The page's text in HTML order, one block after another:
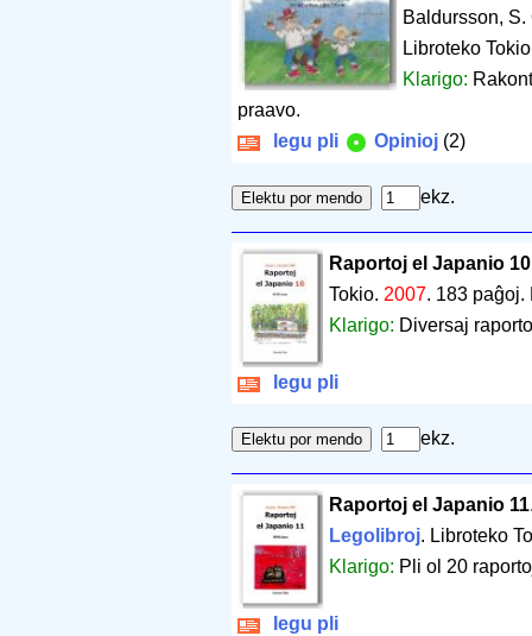
Baldursson,
Libroteko
Klarigo:
praavo.
legu pli
Opinioj (2)
ekz.
Raportoj el Japanio 10
Tokio. 2007. 183 paĝoj.
Klarigo: Diversaj
legu pli
ekz.
Raportoj el Japanio 11
Legolibroj. Libroteko
Klarigo: Pli ol 20
legu pli